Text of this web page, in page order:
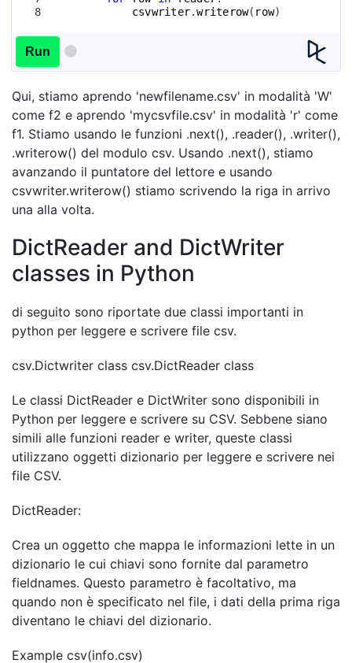
8
csvwriter.writerow( row)
Run
Qui, stiamo aprendo 'newfilename.csv' in modalità 'W'
come f2 e aprendo 'mycsvfile.csv' in modalità 'r' come
f1. Stiamo usando le funzioni .next(), .reader(), .writer(),
.writerow() del modulo csv. Usando .next(), stiamo
avanzando il puntatore del lettore e usando
csvwriter.writerow() stiamo scrivendo la riga in arrivo
una alla volta.
DictReader and DictWriter
classes in Python
di seguito sono riportate due classi importanti in
python per leggere e scrivere file csv.
csv.Dictwriter class csv.DictReader class
Le classi DictReader e DictWriter sono disponibili in
Python per leggere e scrivere su CSV. Sebbene siano
simili alle funzioni reader e writer, queste classi
utilizzano oggetti dizionario per leggere e scrivere nei
file CSV.
DictReader:
Crea un oggetto che mappa le informazioni lette in un
dizionario le cui chiavi sono fornite dal parametro
fieldnames. Questo parametro è facoltativo, ma
quando non è specificato nel file, i dati della prima riga
diventano le chiavi del dizionario.
Example csv(info.csv)